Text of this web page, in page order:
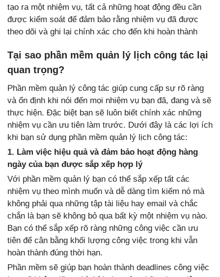
tạo ra một nhiệm vụ, tất cả những hoạt động đều cần
được kiểm soát để đảm bảo rằng nhiệm vụ đã được
theo dõi và ghi lại chính xác cho đến khi hoàn thành
Tại sao phần mềm quản lý lịch công tác lại
quan trọng?
Phần mềm quản lý công tác giúp cung cấp sự rõ ràng
và ổn định khi nói đến mọi nhiệm vụ bạn đã, đang và sẽ
thực hiện. Đặc biệt bạn sẽ luôn biết chính xác những
nhiệm vụ cần ưu tiên làm trước. Dưới đây là các lợi ích
khi bạn sử dụng phần mềm quản lý lịch công tác:
1. Làm việc hiệu quả và đảm bảo hoạt động hàng
ngày của bạn được sắp xếp hợp lý
Với phần mềm quản lý bạn có thể sắp xếp tất các
nhiệm vụ theo mình muốn và dễ dàng tìm kiếm nó mà
không phải qua những tập tài liệu hay email và chắc
chắn là bạn sẽ không bỏ qua bất kỳ một nhiệm vụ nào.
Bạn có thể sắp xếp rõ ràng những công việc cần ưu
tiên để cân bằng khối lượng công việc trong khi vẫn
hoàn thành đúng thời hạn.
Phần mềm sẽ giúp bạn hoàn thành deadlines công việc